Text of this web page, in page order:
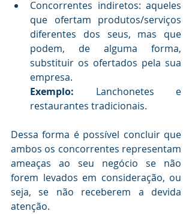
Concorrentes indiretos: aqueles
que ofertam produtos/serviços
diferentes dos seus, mas que
podem, de alguma forma,
substituir os ofertados pela sua
empresa.
Exemplo: Lanchonetes e
restaurantes tradicionais.
Dessa forma é possível concluir que
ambos os concorrentes representam
ameaças ao seu negócio se não
forem levados em consideração, ou
seja, se não receberem a devida
atenção.